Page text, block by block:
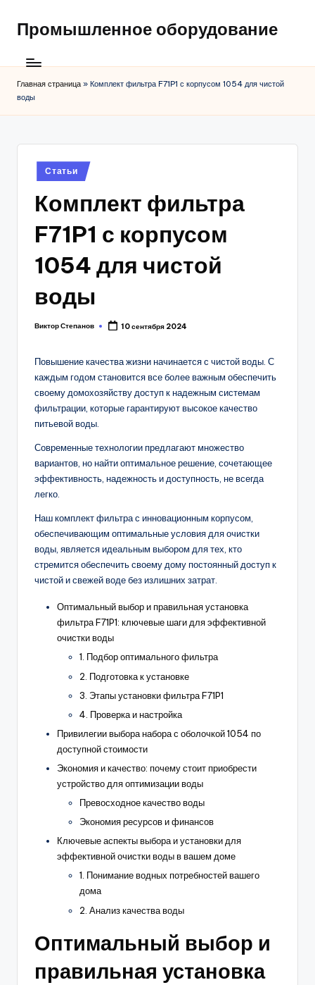
Промышленное оборудование
Главная страница » Комплект фильтра F71P1 с корпусом 1054 для чистой
воды
Posted
in
Статьи
Комплект фильтра
F71P1 с корпусом
1054 для чистой
воды
Posted
Виктор Степанов 10 сентября 2024
Повышение качества жизни начинается с чистой воды. С
каждым годом становится все более важным обеспечить
своему домохозяйству доступ к надежным системам
фильтрации, которые гарантируют высокое качество
питьевой воды.
Современные технологии предлагают множество
вариантов, но найти оптимальное решение, сочетающее
эффективность, надежность и доступность, не всегда
легко.
Наш комплект фильтра с инновационным корпусом,
обеспечивающим оптимальные условия для очистки
воды, является идеальным выбором для тех, кто
стремится обеспечить своему дому постоянный доступ к
чистой и свежей воде без излишних затрат.
Оптимальный выбор и правильная установка
фильтра F71P1: ключевые шаги для эффективной
очистки воды
1. Подбор оптимального фильтра
2. Подготовка к установке
3. Этапы установки фильтра F71P1
4. Проверка и настройка
Привилегии выбора набора с оболочкой 1054 по
доступной стоимости
Экономия и качество: почему стоит приобрести
устройство для оптимизации воды
Превосходное качество воды
Экономия ресурсов и финансов
Ключевые аспекты выбора и установки для
эффективной очистки воды в вашем доме
1. Понимание водных потребностей вашего
дома
2. Анализ качества воды
Оптимальный выбор и
правильная установка